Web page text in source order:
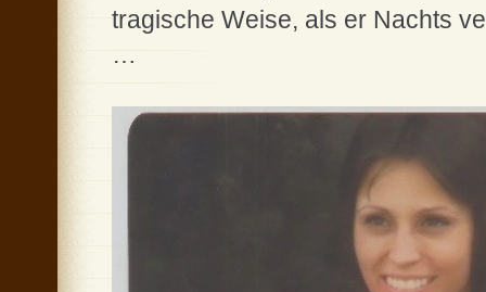
tragische Weise, als er Nachts
…